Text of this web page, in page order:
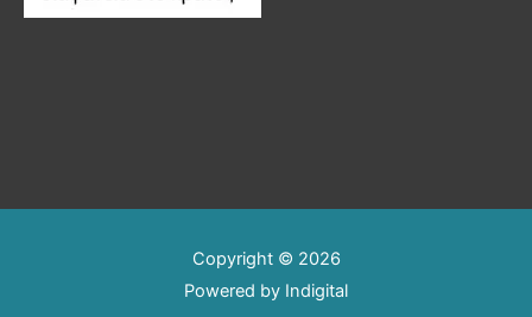
Copyright © 2026
Powered by Indigital